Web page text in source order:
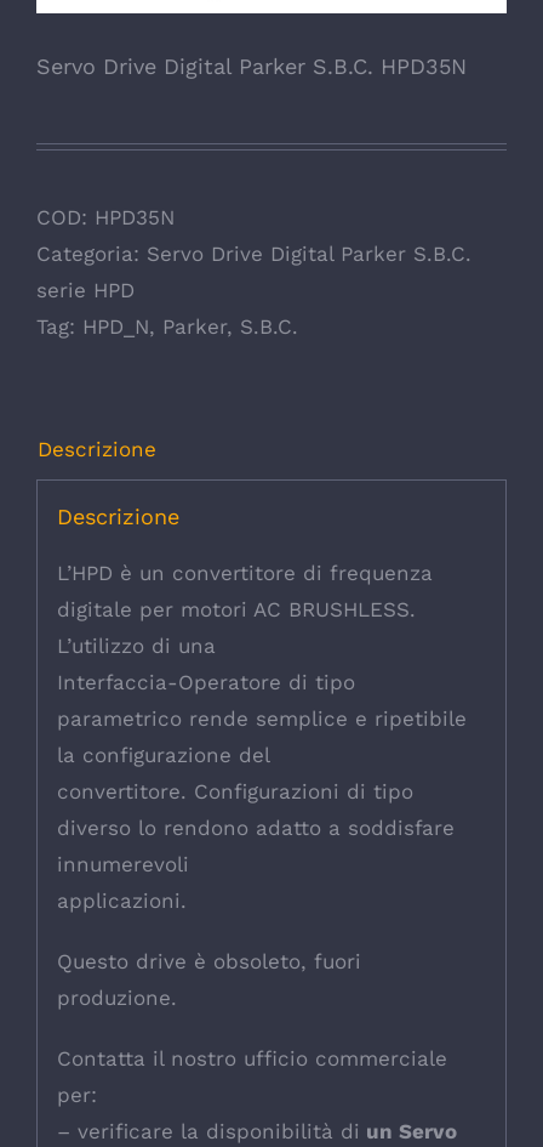
Servo Drive Digital Parker S.B.C. HPD35N
COD: HPD35N
Categoria: Servo Drive Digital Parker S.B.C.
serie HPD
Tag: HPD_N, Parker, S.B.C.
Descrizione
Descrizione
L’HPD è un convertitore di frequenza
digitale per motori AC BRUSHLESS.
L’utilizzo di una
Interfaccia-Operatore di tipo
parametrico rende semplice e ripetibile
la configurazione del
convertitore. Configurazioni di tipo
diverso lo rendono adatto a soddisfare
innumerevoli
applicazioni.
Questo drive è obsoleto, fuori
produzione.
Contatta il nostro ufficio commerciale
per:
– verificare la disponibilità di un Servo